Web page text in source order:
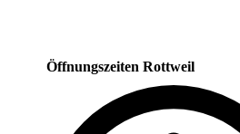
Öffnungszeiten Rottweil